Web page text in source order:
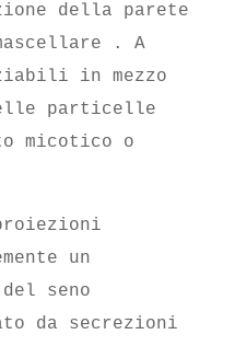
della parete
. A
in mezzo
particelle
micotico o
un
seno
da secrezioni